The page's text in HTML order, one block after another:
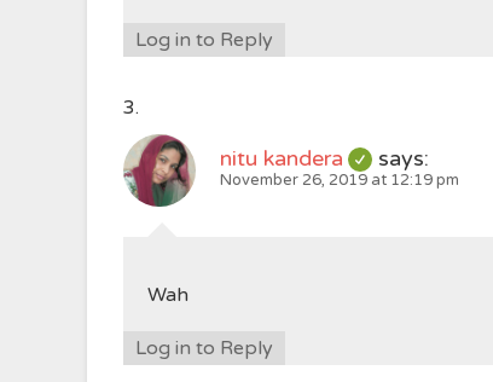
Log in to Reply
nitu kandera says:
November 26, 2019 at 12:19 pm
Wah
Log in to Reply